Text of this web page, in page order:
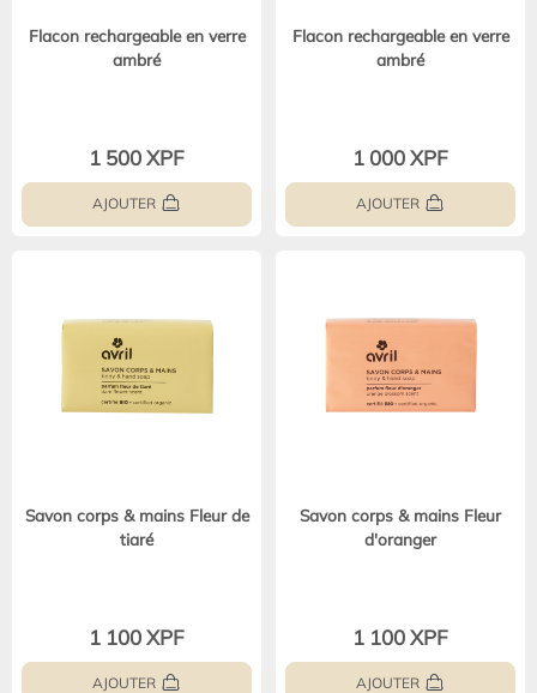
Flacon rechargeable en verre
ambré
1 500 XPF
AJOUTER
Flacon rechargeable en verre
ambré
1 000 XPF
AJOUTER
Savon corps & mains Fleur de
tiaré
1 100 XPF
AJOUTER
Savon corps & mains Fleur
d'oranger
1 100 XPF
AJOUTER